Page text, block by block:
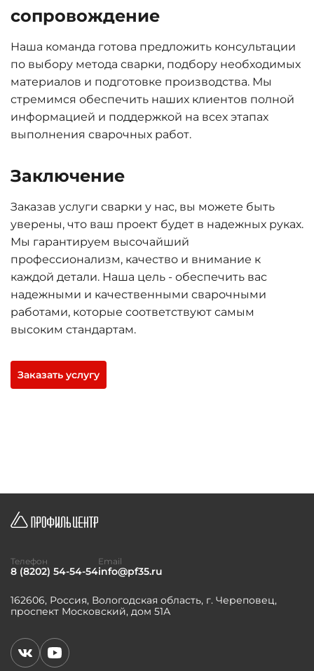
сопровождение
Наша команда готова предложить консультации
по выбору метода сварки, подбору необходимых
материалов и подготовке производства. Мы
стремимся обеспечить наших клиентов полной
информацией и поддержкой на всех этапах
выполнения сварочных работ.
Заключение
Заказав услуги сварки у нас, вы можете быть
уверены, что ваш проект будет в надежных руках.
Мы гарантируем высочайший
профессионализм, качество и внимание к
каждой детали. Наша цель - обеспечить вас
надежными и качественными сварочными
работами, которые соответствуют самым
высоким стандартам.
Заказать услугу
162606, Россия, Вологодская область, г. Череповец,
проспект Московский, дом 51А
Телефон
8 (8202) 54-54-54
Email
info@pf35.ru